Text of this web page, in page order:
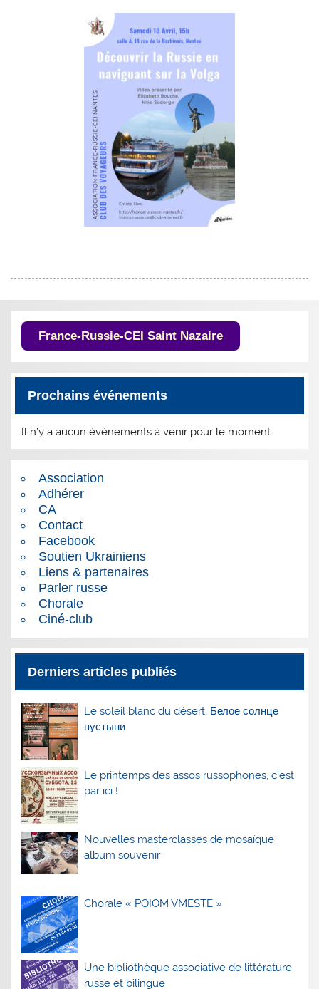
France-Russie-CEI Saint Nazaire
Prochains événements
Il n’y a aucun évènements à venir pour le moment.
Association
Adhérer
CA
Contact
Facebook
Soutien Ukrainiens
Liens & partenaires
Parler russe
Chorale
Ciné-club
Derniers articles publiés
Le soleil blanc du désert, Белое солнце
пустыни
Le printemps des assos russophones, c’est
par ici !
Nouvelles masterclasses de mosaïque :
album souvenir
Chorale « POIOM VMESTE »
Une bibliothèque associative de littérature
russe et bilingue